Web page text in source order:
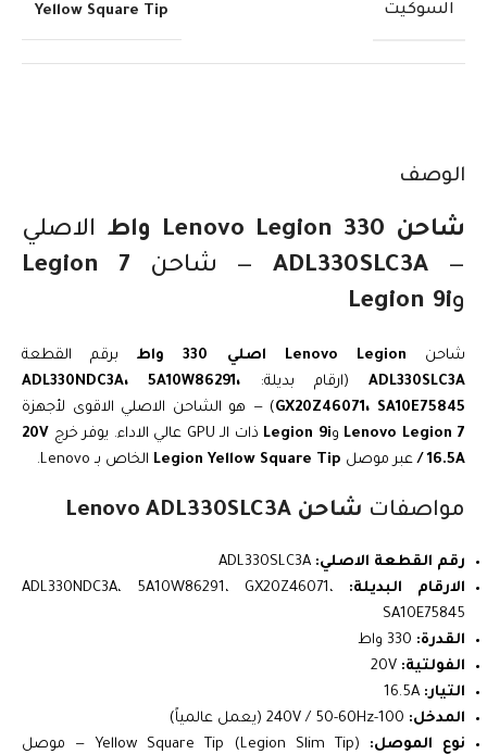
الوصف
شاحن Lenovo Legion 330 واط
الاصلي
—
ADL330SLC3A— شاحن Legion 7
وLegion 9i
شاحن Lenovo Legion اصلي 330 واط
برقم القطعة
ADL330SLC3A (ارقام بديلة: ADL330NDC3A، 5A10W86291،
GX20Z46071، SA10E75845 ) — هو الشاحن الاصلي الاقوى لأجهزة
Lenovo Legion 7 وLegion 9i ذات الـ GPU عالي الاداء. يوفر خرج
20V
/ 16.5Aعبر موصل Legion Yellow Square Tip الخاص بـ Lenovo.
مواصفات شاحن Lenovo ADL330SLC3A
رقم القطعة الاصلي:
الارقام البديلة:
ADL330NDC3A، 5A10W86291، GX20Z46071،
SA10E75845
القدرة:
الفولتية:
التيار:
المدخل:
نوع الموصل:
Yellow Square Tip (Legion Slim Tip) — موصل
السوكيت Yellow Square Tip